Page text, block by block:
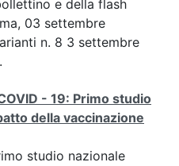
e della flash
03 settembre
n. 8 3 settembre
- 19: Primo studio
della vaccinazione
studio nazionale